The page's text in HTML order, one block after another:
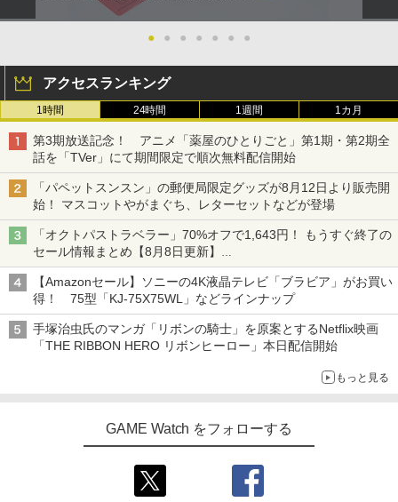
● ● ● ● ● ● ●
アクセスランキング
1時間 24時間 1週間 1カ月
第3期放送記念！ アニメ「薬屋のひとりごと」第1期・第2期全
話を「TVer」にて期間限定で順次無料配信開始
「パペットスンスン」の郵便局限定グッズが8月12日より販売開
始！ マスコットやがまぐち、レターセットなどが登場
「オクトパストラベラー」70%オフで1,643円！ もうすぐ終了の
セール情報まとめ【8月8日更新】
ニンテンドーeショップでは「大神 絶景版」が67%オフで990円
【Amazonセール】ソニーの4K液晶テレビ「ブラビア」がお買い
得！ 75型「KJ-75X75WL」などラインナップ
手塚治虫氏のマンガ「リボンの騎士」を原案とするNetflix映画
「THE RIBBON HERO リボンヒーロー」本日配信開始
もっと見る
GAME Watch をフォローする